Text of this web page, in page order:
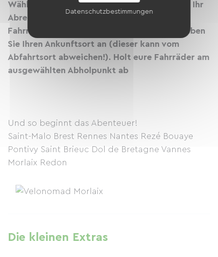
Wählen Sie Ihren Ausgangspunkt
Wählen Sie Ihr
Abreise- und Rückreisedatum.
Wähle dein
Fahrrad und die notwendige Ausrüstung
Geben
Sie Ihren Ankunftsort an (dieser kann vom
Abfahrtsort abweichen!). Holt eure Fahrräder am
ausgewählten Abholpunkt ab
Und so beginnt das Abenteuer!
Saint-Malo Brest Rennes Nantes Rezé Bouaye
Pontivy Saint Brieuc Dol de Bretagne Vannes
Morlaix Redon
Die kleinen Extras
Datenschutzbestimmungen